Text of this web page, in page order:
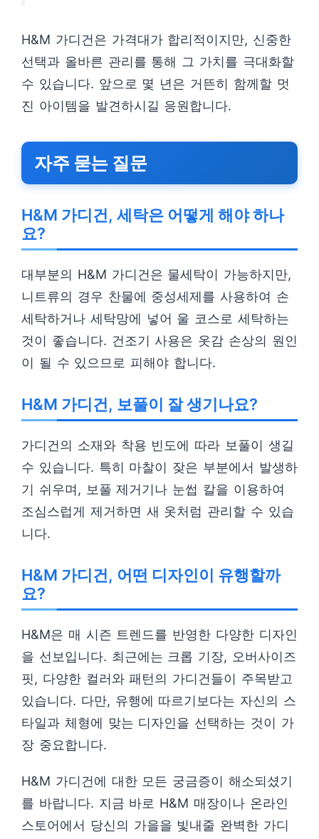
H&M 가디건은 가격대가 합리적이지만, 신중한
선택과 올바른 관리를 통해 그 가치를 극대화할
수 있습니다. 앞으로 몇 년은 거뜬히 함께할 멋
진 아이템을 발견하시길 응원합니다.
자주 묻는 질문
H&M 가디건, 세탁은 어떻게 해야 하나
요?
대부분의 H&M 가디건은 물세탁이 가능하지만,
니트류의 경우 찬물에 중성세제를 사용하여 손
세탁하거나 세탁망에 넣어 울 코스로 세탁하는
것이 좋습니다. 건조기 사용은 옷감 손상의 원인
이 될 수 있으므로 피해야 합니다.
H&M 가디건, 보풀이 잘 생기나요?
가디건의 소재와 착용 빈도에 따라 보풀이 생길
수 있습니다. 특히 마찰이 잦은 부분에서 발생하
기 쉬우며, 보풀 제거기나 눈썹 칼을 이용하여
조심스럽게 제거하면 새 옷처럼 관리할 수 있습
니다.
H&M 가디건, 어떤 디자인이 유행할까
요?
H&M은 매 시즌 트렌드를 반영한 다양한 디자인
을 선보입니다. 최근에는 크롭 기장, 오버사이즈
핏, 다양한 컬러와 패턴의 가디건들이 주목받고
있습니다. 다만, 유행에 따르기보다는 자신의 스
타일과 체형에 맞는 디자인을 선택하는 것이 가
장 중요합니다.
H&M 가디건에 대한 모든 궁금증이 해소되셨기
를 바랍니다. 지금 바로 H&M 매장이나 온라인
스토어에서 당신의 가을을 빛내줄 완벽한 가디